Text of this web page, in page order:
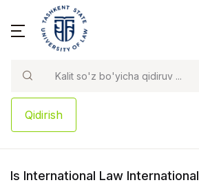
Qidirish
Is International Law International